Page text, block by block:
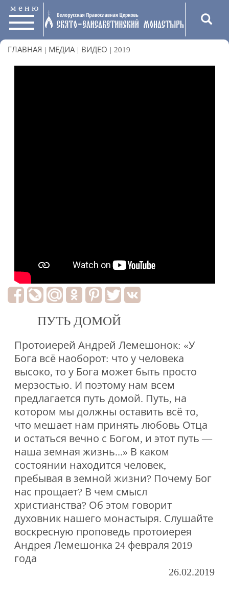
меню
ГЛАВНАЯ | МЕДИА | ВИДЕО | 2019
ПУТЬ ДОМОЙ
Протоиерей Андрей Лемешонок: «У
Бога всё наоборот: что у человека
высоко, то у Бога может быть просто
мерзостью. И поэтому нам всем
предлагается путь домой. Путь, на
котором мы должны оставить всё то,
что мешает нам принять любовь Отца
и остаться вечно с Богом, и этот путь —
наша земная жизнь...» В каком
состоянии находится человек,
пребывая в земной жизни? Почему Бог
нас прощает? В чем смысл
христианства? Об этом говорит
духовник нашего монастыря. Слушайте
воскресную проповедь протоиерея
Андрея Лемешонка 24 февраля 2019
года
26.02.2019